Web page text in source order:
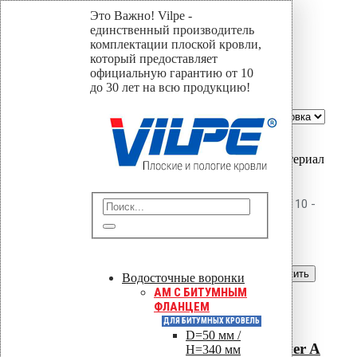
Это Важно! Vilpe -
единственный производитель
комплектации плоской кровли,
который предоставляет
официальную гарантию от 10
до 30 лет на всю продукцию!
Водосточные воронки
AM C БИТУМНЫМ
ФЛАНЦЕМ
ДЛЯ БИТУМНЫХ КРОВЕЛЬ
D=50 мм /
H=340 мм
110
Home
Магазин
110
Сортировать по::
Show:
Вы только что добавили материал
в корзину:
Винтовой дюбель Power A 110 -
Перейти в корзину Продолжить
Читать далее
Быстрый просмотр
Винтовой дюбель Power A